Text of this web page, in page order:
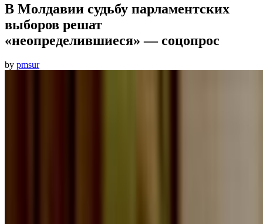
В Молдавии судьбу парламентских
выборов решат
«неопределившиеся» — соцопрос
by pmsur